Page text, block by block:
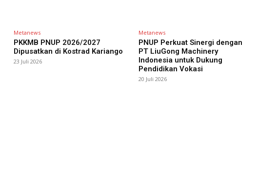
Metanews
PKKMB PNUP 2026/2027
Dipusatkan di Kostrad Kariango
23 Juli 2026
Metanews
PNUP Perkuat Sinergi dengan
PT LiuGong Machinery
Indonesia untuk Dukung
Pendidikan Vokasi
20 Juli 2026